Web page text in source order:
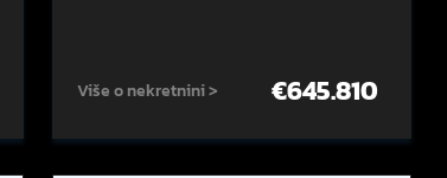
Više o nekretnini > €645.810